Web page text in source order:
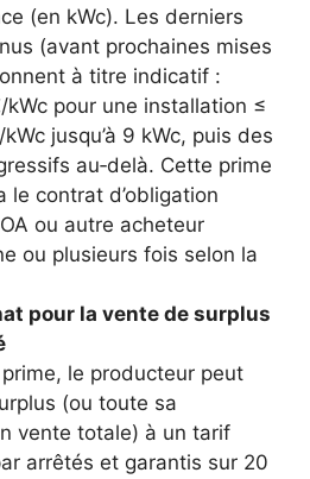
(en kWc). Les derniers
(avant prochaines mises
à titre indicatif :
kWc pour une installation ≤
jusqu’à 9 kWc, puis des
au‑delà. Cette prime
le contrat d’obligation
OA ou autre acheteur
ou plusieurs fois selon la
pour la vente de surplus
le producteur peut
(ou toute sa
vente totale) à un tarif
arrêtés et garantis sur 20